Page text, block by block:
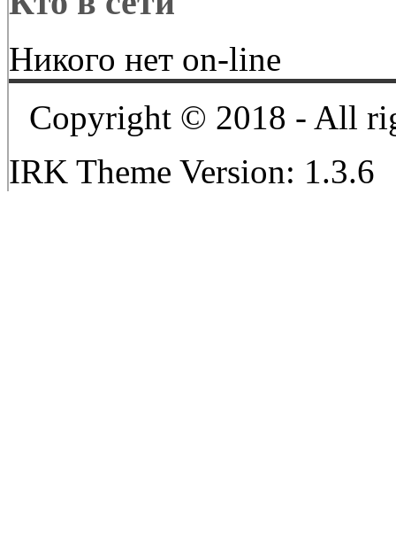
Никого нет on-line
Copyright © 2018 - All
IRK Theme Version: 1.3.6